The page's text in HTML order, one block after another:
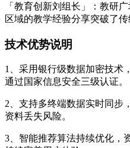
「教育创新刘组长」：教研
区域的教学经验分享突破了传
技术优势说明
1、采用银行级数据加密技术
通过国家信息安全三级认证。
2、支持多终端数据实时同步
资料丢失风险。
3、智能推荐算法持续优化，